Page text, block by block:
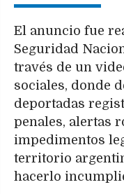
El anuncio fue
Seguridad
través de un
sociales, donde
deportadas
penales, alertas
impedimentos
territorio
hacerlo